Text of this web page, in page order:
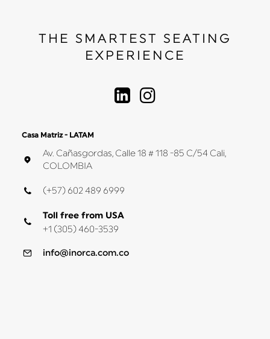
THE SMARTEST SEATING
EXPERIENCE
Casa Matriz - LATAM
Av. Cañasgordas, Calle 18 # 118 -85 C/54 Cali,
COLOMBIA
(+57) 602 489 6999
Toll free from USA
+1 (305) 460-3539
info@inorca.com.co